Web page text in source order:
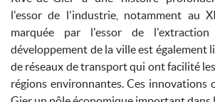
l'essor de l'industrie, notamment au
marquée par l'essor de l'extraction
développement de la ville est également
de réseaux de transport qui ont facilité
régions environnantes. Ces innovations